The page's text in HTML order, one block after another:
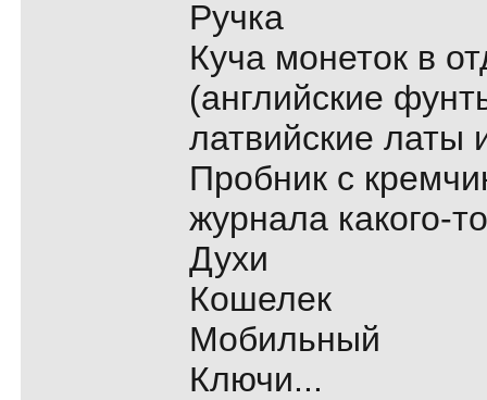
Ручка
Куча монеток в
(английские
латвийские латы
Пробник с
журнала какого-
Духи
Кошелек
Мобильный
Ключи...